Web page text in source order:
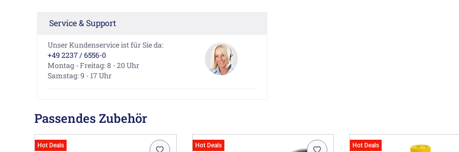
Service & Support
Unser Kundenservice ist für Sie da:
+49 2237 / 6556-0
Montag - Freitag: 8 - 20 Uhr
Samstag: 9 - 17 Uhr
Passendes Zubehör
Hot Deals
Hot Deals
Hot Deals